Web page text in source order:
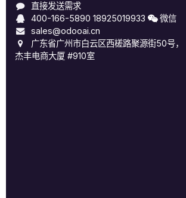
直接发送需求
400-166-5890 18925019933
微信
sales@odooai.cn
广东省广州市白云区西槎路聚源街50号，
杰丰电商大厦 #910室